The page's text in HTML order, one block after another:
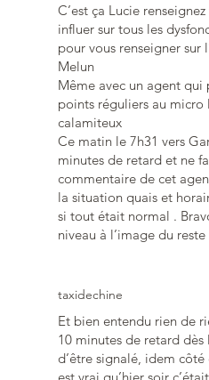
C’est ça Lucie
influer sur tous les
pour vous renseigner sur
Melun
Même avec un agent
points réguliers au micro
calamiteux
Ce matin le 7h31 vers
minutes de retard et ne
commentaire de cet
la situation quais et
si tout était normal .
niveau à l’image du
taxidechine
Et bien entendu rien de
10 minutes de retard
d’être signalé, idem
est vrai qu’hier soir